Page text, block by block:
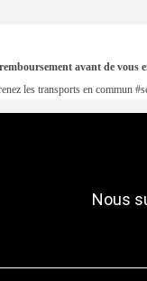
avant de vous
les transports en commun
Nous